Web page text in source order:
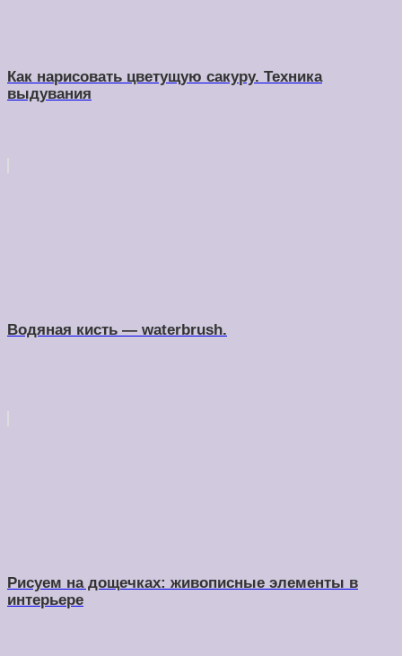
Как нарисовать цветущую сакуру. Техника
выдувания
Водяная кисть — waterbrush.
Рисуем на дощечках: живописные элементы в
интерьере